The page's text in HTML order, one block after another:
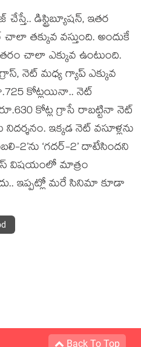
డిస్ట్రిబ్యూషన్, ఇతర
తక్కువ వస్తుంది. అందుకే
చాలా ఎక్కువ ఉంటుంది.
నెట్ మధ్య గ్యాప్ ఎక్కువ
కోట్లయినా.. నెట్
కోట్ల గ్రాసే రాబట్టినా నెట్‌
ఇక్కడ నెట్ వసూళ్లను
2’ను ‘గదర్-2’ దాటేసిందని
విషయంలో మాత్రం
ఇప్పట్లో మరే సినిమా కూడా
Back To Top